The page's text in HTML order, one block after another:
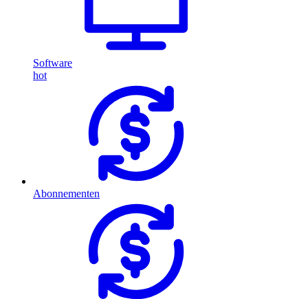
Software
hot
Abonnementen